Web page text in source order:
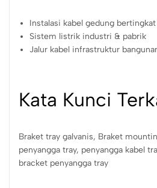
Instalasi kabel gedung bertingkat
Sistem listrik industri & pabrik
Jalur kabel infrastruktur
Kata Kunci
Braket tray galvanis, Braket
penyangga tray, penyangga kabel
bracket penyangga tray